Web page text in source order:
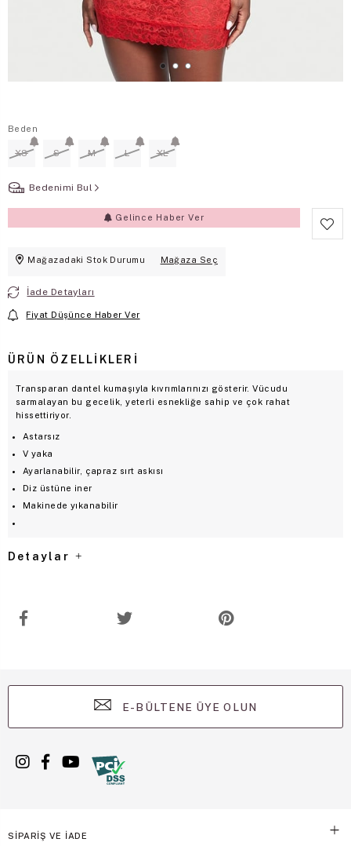
Beden
XS S M L XL
Bedenimi Bul
Gelince Haber Ver
Mağazadaki Stok Durumu Mağaza Seç
İade Detayları
Fiyat Düşünce Haber Ver
ÜRÜN ÖZELLIKLERI
Transparan dantel kumaşıyla kıvrımlarınızı gösterir. Vücudu
sarmalayan bu gecelik, yeterli esnekliğe sahip ve çok rahat
hissettiriyor.
Astarsız
V yaka
Ayarlanabilir, çapraz sırt askısı
Diz üstüne iner
Makinede yıkanabilir
Detaylar
E-BÜLTENE ÜYE OLUN
SİPARİŞ VE İADE